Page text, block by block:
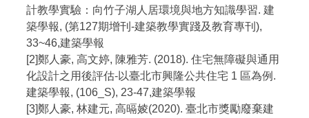
計教學實驗：向竹子湖人居環境與地方知識學習. 建
築學報, (第127期增刊-建築教學實踐及教育專刊),
33~46,建築學報
[2]鄭人豪, 高文婷, 陳雅芳. (2018). 住宅無障礙與通用
化設計之用後評估-以臺北市興隆公共住宅 1 區為例.
建築學報, (106_S), 23-47,建築學報
[3]鄭人豪, 林建元, 高㬏婈(2020). 臺北市獎勵廢棄建